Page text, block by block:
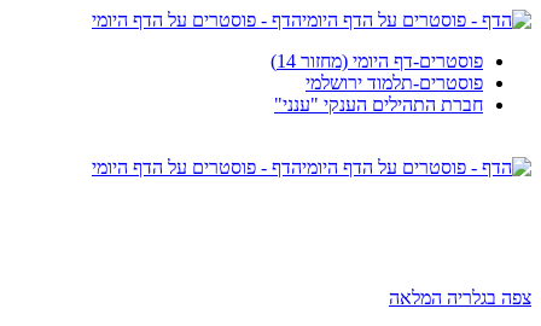
הדף - פוסטרים על הדף היומי
פוסטרים-דף היומי (מחזור 14)
פוסטרים-תלמוד ירושלמי
חברת התהילים הענקי "ענני"
הדף - פוסטרים על הדף היומי
צפה בגלריה המלאה